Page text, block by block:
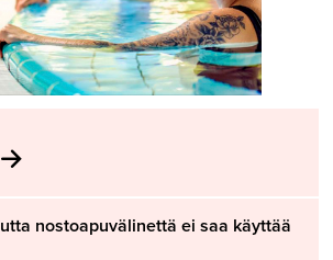
nostoapuvälinettä ei saa käyttää